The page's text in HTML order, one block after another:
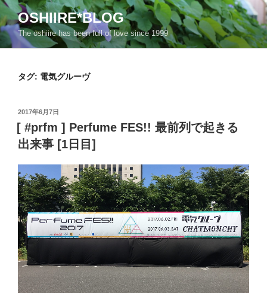
コ
ン
テ
ン
OSHIIRE*BLOG
The oshiire has been full of love since 1999
タグ: 電気グルーヴ
投
稿
日:
2017年6月7日
[ #prfm ] Perfume FES!! 最前列で起きる
出来事 [1日目]